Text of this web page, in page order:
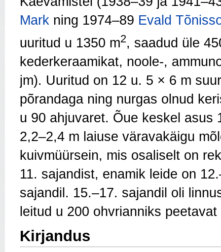
Mark ning 1974–89 Evald
uuritud u 1350 m2, saadud üle
kederkeraamikat, noole-,
jm). Uuritud on 12 u. 5 × 6 m
põrandaga ning nurgas olnud
u 90 ahjuvaret. Õue keskel asus
2,2–2,4 m laiuse väravakäigu
kuivmüürsein, mis osaliselt on
11. sajandist, enamik leide on
sajandil. 15.–17. sajandil oli
leitud u 200 ohvrianniks
Kirjandus